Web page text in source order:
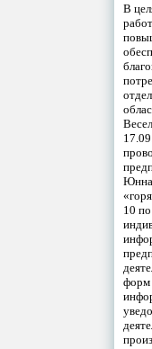
В
10
форм